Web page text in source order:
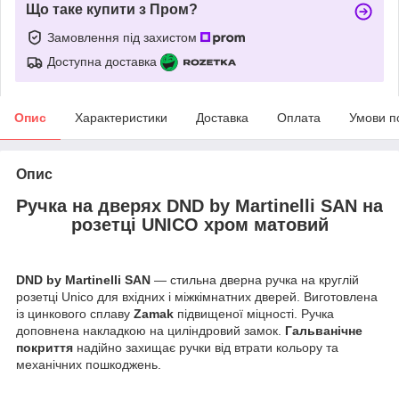
Що таке купити з Пром?
Замовлення під захистом
Доступна доставка
Опис Характеристики Доставка Оплата Умови
Опис
Ручка на дверях DND by Martinelli SAN на
розетці UNICO хром матовий
DND by Martinelli SAN — стильна дверна ручка на круглій
розетці Unico для вхідних і міжкімнатних дверей. Виготовлена
із цинкового сплаву Zamak підвищеної міцності. Ручка
доповнена накладкою на циліндровий замок. Гальванічне
покриття надійно захищає ручки від втрати кольору та
механічних пошкоджень.